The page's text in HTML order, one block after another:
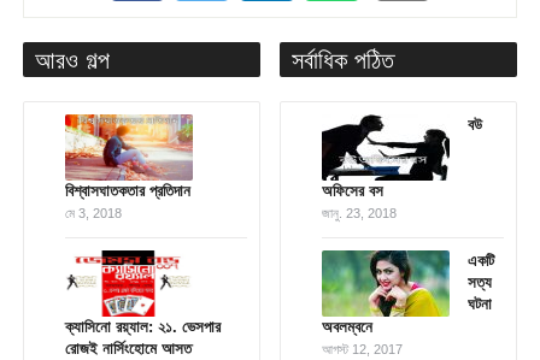
আরও গল্প
বিশ্বাসঘাতকতার প্রতিদান
মে 3, 2018
ক্যাসিনো রয়্যাল: ২১. ভেসপার
রোজই নার্সিংহোমে আসত
সর্বাধিক পঠিত
বউ
অফিসের বস
জানু. 23, 2018
একটি
সত্য
ঘটনা
অবলম্বনে
আগস্ট 12, 2017